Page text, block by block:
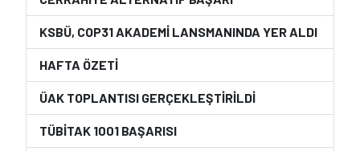
KSBÜ, COP31 AKADEMİ LANSMANINDA YER ALDI
HAFTA ÖZETİ
ÜAK TOPLANTISI GERÇEKLEŞTİRİLDİ
TÜBİTAK 1001 BAŞARISI